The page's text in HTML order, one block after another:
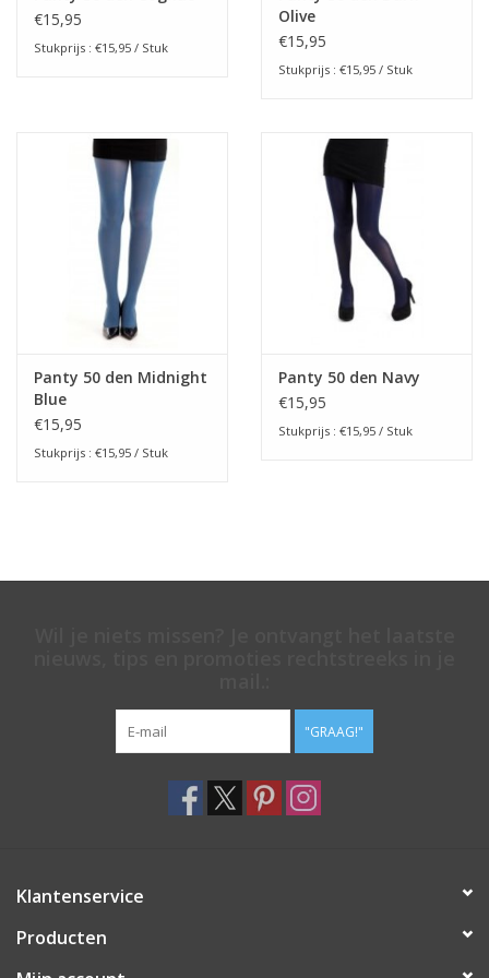
€15,95
Stukprijs : €15,95 / Stuk
Olive
€15,95
Stukprijs : €15,95 / Stuk
Panty 50 den Midnight
Blue
€15,95
Stukprijs : €15,95 / Stuk
Panty 50 den Navy
€15,95
Stukprijs : €15,95 / Stuk
"GRAAG!"
Klantenservice
Producten